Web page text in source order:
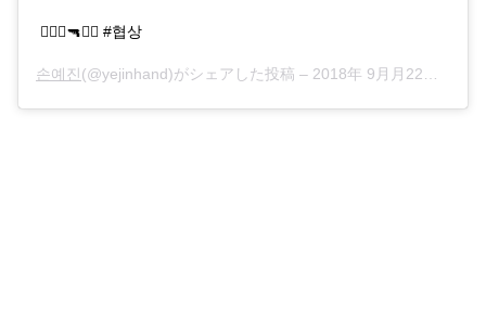
👩🏻‍✈️🔫🧟‍♂️ #협상
손예진 (@yejinhand)がシェアした投稿 – 2018年 9月月22日午前1時53分PDT